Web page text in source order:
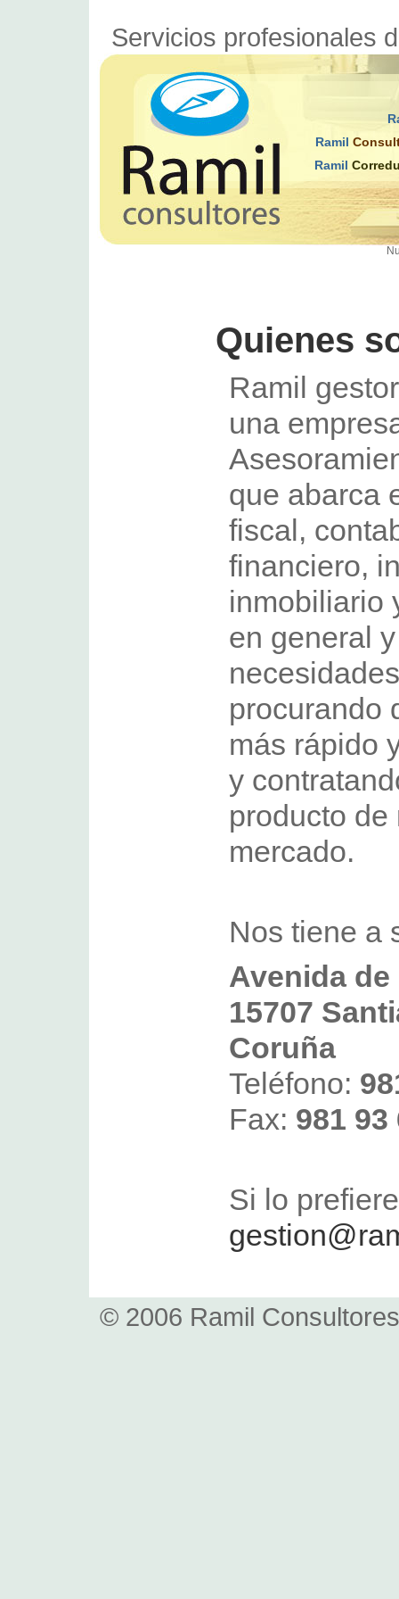
Servicios profesionales
Ramil
Ramil
Quienes
Ramil
una
que abarca
fiscal,
financiero,
inmobiliario
en general
procurando
más rápido
y
producto
mercado.
Nos tiene a
Avenida
15707
Coruña
Teléfono:
Fax: 981 93
Si lo
© 2006 Ramil